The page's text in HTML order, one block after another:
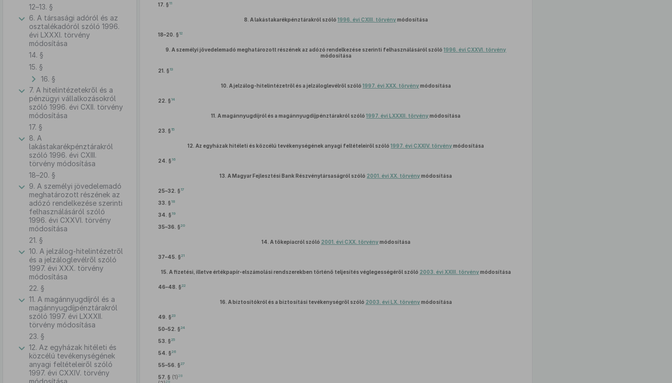
12–13. §
6. A társasági adóról és az
osztalékadóról szóló 1996.
évi LXXXI. törvény
módosítása
14. §
15. §
16. §
7. A hitelintézetekről és a
pénzügyi vállalkozásokról
szóló 1996. évi CXII. törvény
módosítása
17. §
8. A
lakástakarékpénztárakról
szóló 1996. évi CXIII.
törvény módosítása
18–20. §
9. A személyi jövedelemadó
meghatározott részének az
adózó rendelkezése szerinti
felhasználásáról szóló
1996. évi CXXVI. törvény
módosítása
21. §
10. A jelzálog-hitelintézetről
és a jelzáloglevélről szóló
1997. évi XXX. törvény
módosítása
22. §
11. A magánnyugdíjról és a
magánnyugdíjpénztárakról
szóló 1997. évi LXXXII.
törvény módosítása
23. §
12. Az egyházak hitéleti és
közcélú tevékenységének
anyagi feltételeiről szóló
1997. évi CXXIV. törvény
módosítása
17. § 11
8. A lakástakarékpénztárakról szóló 1996. évi CXIII. törvénymódosítása
18–20. § 12
9. A személyi jövedelemadó meghatározott részének az adózó rendelkezése szerinti felhasználásáról szóló1996. évi CXXVI. törvény
módosítása
21. § 13
10. A jelzálog-hitelintézetről és a jelzáloglevélről szóló 1997. évi XXX. törvénymódosítása
22. § 14
11. A magánnyugdíjról és a magánnyugdíjpénztárakról szóló1997. évi LXXXII. törvénymódosítása
23. § 15
12. Az egyházak hitéleti és közcélú tevékenységének anyagi feltételeiről szóló1997. évi CXXIV. törvénymódosítása
24. § 16
13. A Magyar Fejlesztési Bank Részvénytársaságról szóló 2001. évi XX. törvénymódosítása
25–32. § 17
33. § 18
34. § 19
35–36. §20
14. A tőkepiacról szóló 2001. évi CXX. törvénymódosítása
37–45. §21
15. A fizetési, illetve értékpapír-elszámolási rendszerekben történő teljesítés véglegességéről szóló 2003. évi XXIII. törvénymódosítása
46–48. §22
16. A biztosítókról és a biztosítási tevékenységről szóló 2003. évi LX. törvénymódosítása
49. §23
50–52. §24
53. §25
54. §26
55–56. §27
57. § (1) 28
29